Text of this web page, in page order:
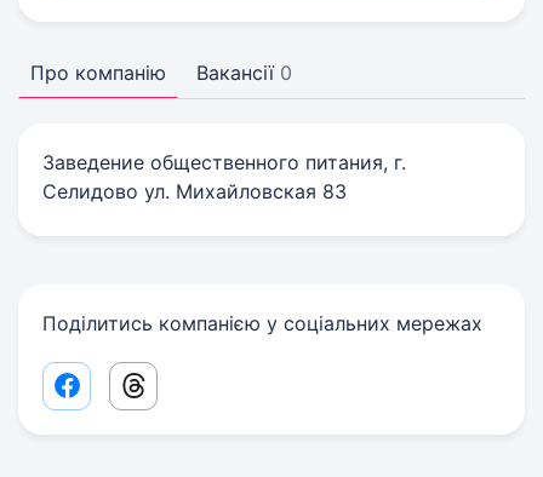
Про компанію Вакансії 0
Заведение общественного питания, г.
Селидово ул. Михайловская 83
Поділитись компанією у соціальних мережах
Facebook share link
Threads share link